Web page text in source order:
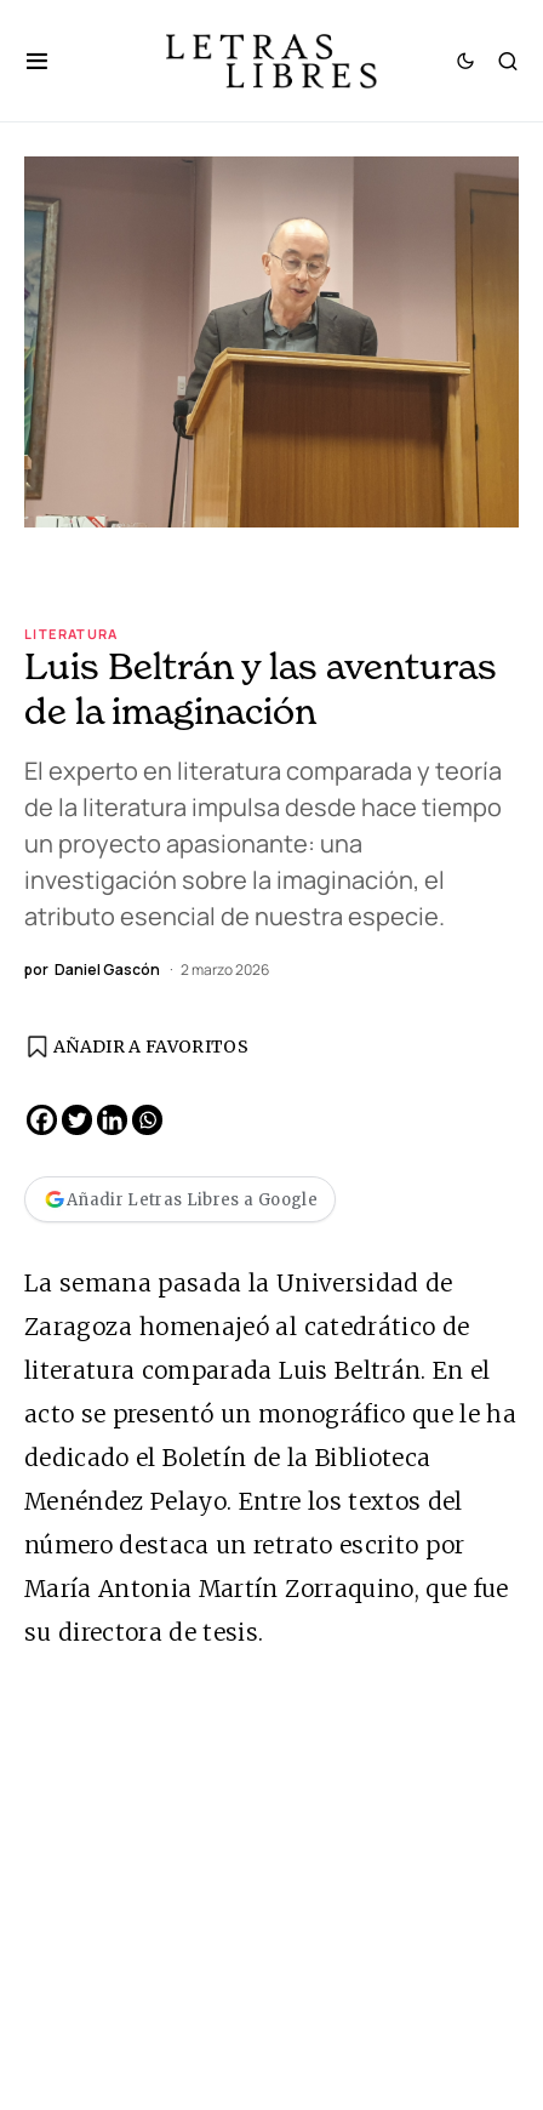
LITERATURA
Luis Beltrán y las aventuras
de la imaginación
El experto en literatura comparada y teoría
de la literatura impulsa desde hace tiempo
un proyecto apasionante: una
investigación sobre la imaginación, el
atributo esencial de nuestra especie.
por Daniel Gascón 2 marzo 2026
AÑADIR A FAVORITOS
Añadir Letras Libres a Google
La semana pasada la Universidad de
Zaragoza homenajeó al catedrático de
literatura comparada Luis Beltrán. En el
acto se presentó un monográfico que le ha
dedicado el Boletín de la Biblioteca
Menéndez Pelayo. Entre los textos del
número destaca un retrato escrito por
María Antonia Martín Zorraquino, que fue
su directora de tesis.